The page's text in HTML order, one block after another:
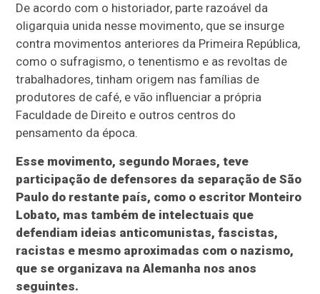
De acordo com o historiador, parte razoável da
oligarquia unida nesse movimento, que se insurge
contra movimentos anteriores da Primeira República,
como o sufragismo, o tenentismo e as revoltas de
trabalhadores, tinham origem nas famílias de
produtores de café, e vão influenciar a própria
Faculdade de Direito e outros centros do
pensamento da época.
Esse movimento, segundo Moraes, teve
participação de defensores da separação de São
Paulo do restante país, como o escritor Monteiro
Lobato, mas também de intelectuais que
defendiam ideias anticomunistas, fascistas,
racistas e mesmo aproximadas com o nazismo,
que se organizava na Alemanha nos anos
seguintes.